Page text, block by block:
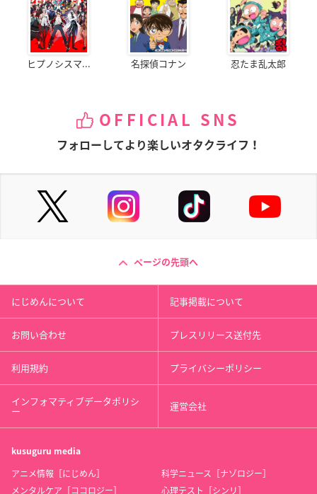
ヒプノシスマ... 名探偵コナン 忍たま乱太郎
OFFICIAL SNS
フォローしてより楽しいオタクライフ！
ページの先頭へ
にじめんについて 記事掲載について
お問い合わせ プレスリリース送付先
利用規約 プライバシーポリシー
インフォマティブデータポリシ
ー 運営会社
kusuguru media
アニメ情報［にじめん］
科学ニュース［ナゾロジー］
メンタルケア［ココロジー］
心理テスト［シンリ］